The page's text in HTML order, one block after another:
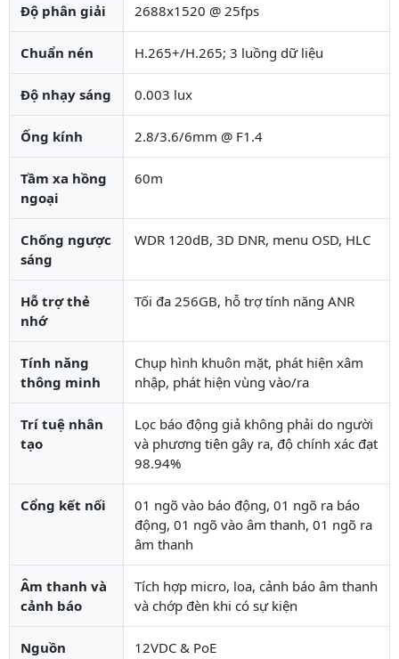
Độ phân giải 2688x1520 @ 25fps
Chuẩn nén H.265+/H.265; 3 luồng dữ liệu
Độ nhạy sáng 0.003 lux
Ống kính 2.8/3.6/6mm @ F1.4
Tầm xa hồng
ngoại
60m
Chống ngược
sáng
WDR 120dB, 3D DNR, menu OSD, HLC
Hỗ trợ thẻ
nhớ
Tối đa 256GB, hỗ trợ tính năng ANR
Tính năng
thông minh
Chụp hình khuôn mặt, phát hiện xâm
nhập, phát hiện vùng vào/ra
Trí tuệ nhân
tạo
Lọc báo động giả không phải do người
và phương tiện gây ra, độ chính xác đạt
98.94%
Cổng kết nối
01 ngõ vào báo động, 01 ngõ ra báo
động, 01 ngõ vào âm thanh, 01 ngõ ra
âm thanh
Âm thanh và
cảnh báo
Tích hợp micro, loa, cảnh báo âm thanh
và chớp đèn khi có sự kiện
Nguồn 12VDC & PoE